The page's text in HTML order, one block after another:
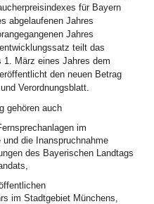
für Bayern
abgelaufenen Jahres
Jahres
teilt das
März eines Jahres dem
den neuen Betrag
Verordnungsblatt.
gehören auch
im
und die Inanspruchnahme
des Bayerischen Landtags
im Stadtgebiet Münchens,